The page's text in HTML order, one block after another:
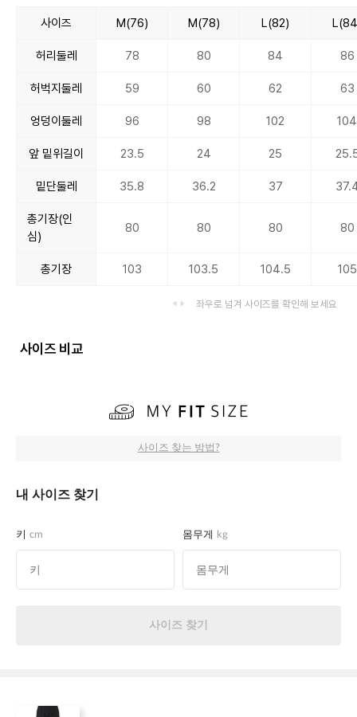
사이즈 M(76) M(78) L(82)
허리둘레 78 80 84 86
허벅지둘레 59 60 62 63
엉덩이둘레 96 98 102 104
앞 밑위길이 23.5 24 25
밑단둘레 35.8 36.2 37
총기장(인
심)
80 80 80 80
총기장 103 103.5 104.5 105
좌우로 넘겨 사이즈를 확인해 보세요
사이즈 비교